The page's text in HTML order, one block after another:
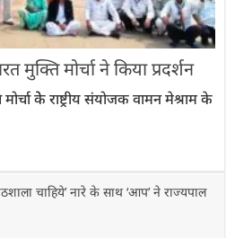
मुक्ति मोर्चा ने किया प्रदर्शन
केे राष्ट्रीय संयोजक वामन मेश्राम के
चाहिये’ नारे के साथ ‘आप’ ने राज्यपाल